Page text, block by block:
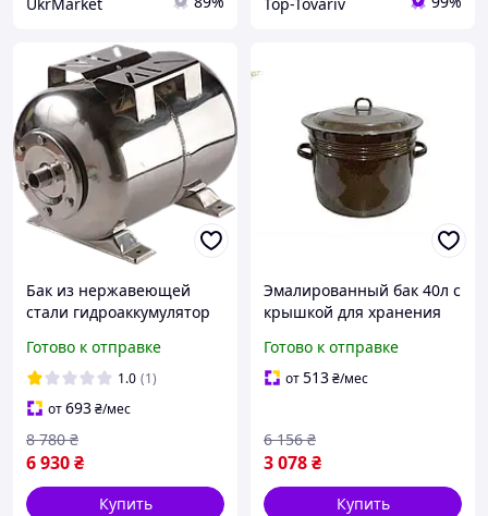
Бак из нержавеющей
стали гидроаккумулятор
водоснабжения
Готово к отправке
1.0 (1)
от693₴/мес
6 930₴
8 780 ₴
Купить
Эмалированный бак 40л с
крышкой для хранения
компотов коричневый TM
Idilia
Готово к отправке
от513₴/мес
3 078₴
6 156 ₴
Купить